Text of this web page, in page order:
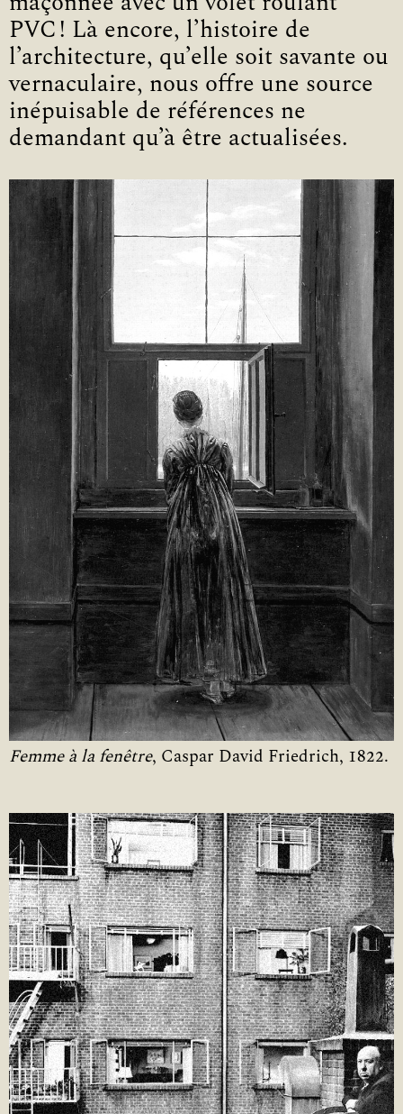
PVC ! Là encore, l’histoire de
l’architecture, qu’elle soit savante ou
vernaculaire, nous offre une source
inépuisable de références ne
demandant qu’à être actualisées.
Femme à la fenêtre, Caspar David Friedrich, 1822.